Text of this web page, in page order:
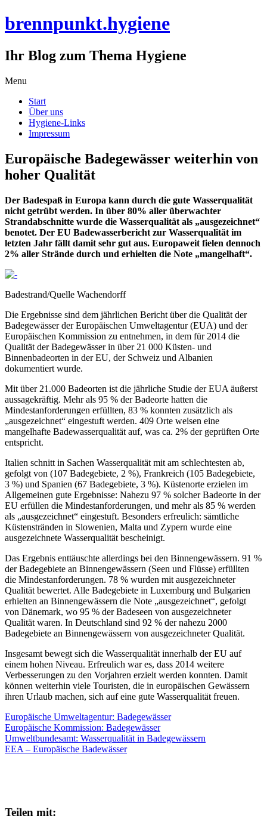
brennpunkt.hygiene
Ihr Blog zum Thema Hygiene
Menu
content
Start
Über uns
Hygiene-Links
Impressum
Europäische Badegewässer weiterhin von
hoher Qualität
Der Badespaß in Europa kann durch die gute Wasserqualität
nicht getrübt werden. In über 80% aller überwachter
Strandabschnitte wurde die Wasserqualität als „ausgezeichnet“
benotet. Der EU Badewasserbericht zur Wasserqualität im
letzten Jahr fällt damit sehr gut aus. Europaweit fielen dennoch
2% aller Strände durch und erhielten die Note „mangelhaft“.
Badestrand/Quelle Wachendorff
Die Ergebnisse sind dem jährlichen Bericht über die Qualität der
Badegewässer der Europäischen Umweltagentur (EUA) und der
Europäischen Kommission zu entnehmen, in dem für 2014 die
Qualität der Badegewässer in über 21 000 Küsten- und
Binnenbadeorten in der EU, der Schweiz und Albanien
dokumentiert wurde.
Mit über 21.000 Badeorten ist die jährliche Studie der EUA äußerst
aussagekräftig. Mehr als 95 % der Badeorte hatten die
Mindestanforderungen erfüllten, 83 % konnten zusätzlich als
„ausgezeichnet“ eingestuft werden. 409 Orte weisen eine
mangelhafte Badewasserqualität auf, was ca. 2% der geprüften Orte
entspricht.
Italien schnitt in Sachen Wasserqualität mit am schlechtesten ab,
gefolgt von (107 Badegebiete, 2 %), Frankreich (105 Badegebiete,
3 %) und Spanien (67 Badegebiete, 3 %). Küstenorte erzielen im
Allgemeinen gute Ergebnisse: Nahezu 97 % solcher Badeorte in der
EU erfüllen die Mindestanforderungen, und mehr als 85 % werden
als „ausgezeichnet“ eingestuft. Besonders erfreulich: sämtliche
Küstenstränden in Slowenien, Malta und Zypern wurde eine
ausgezeichnete Wasserqualität bescheinigt.
Das Ergebnis enttäuschte allerdings bei den Binnengewässern. 91 %
der Badegebiete an Binnengewässern (Seen und Flüsse) erfüllten
die Mindestanforderungen. 78 % wurden mit ausgezeichneter
Qualität bewertet. Alle Badegebiete in Luxemburg und Bulgarien
erhielten an Binnengewässern die Note „ausgezeichnet“, gefolgt
von Dänemark, wo 95 % der Badeseen von ausgezeichneter
Qualität waren. In Deutschland sind 92 % der nahezu 2000
Badegebiete an Binnengewässern von ausgezeichneter Qualität.
Insgesamt bewegt sich die Wasserqualität innerhalb der EU auf
einem hohen Niveau. Erfreulich war es, dass 2014 weitere
Verbesserungen zu den Vorjahren erzielt werden konnten. Damit
können weiterhin viele Touristen, die in europäischen Gewässern
ihren Urlaub machen, sich auf eine gute Wasserqualität freuen.
Europäische Umweltagentur: Badegewässer
Europäische Kommission: Badegewässer
Umweltbundesamt: Wasserqualität in Badegewässern
EEA – Europäische Badewässer
Teilen mit: